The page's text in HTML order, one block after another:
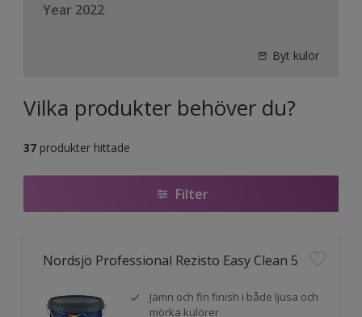
Year 2022
Byt kulör
Vilka produkter behöver du?
37 produkter hittade
Filter
Nordsjö Professional Rezisto Easy Clean 5
Jämn och fin finish i både ljusa och
mörka kulörer